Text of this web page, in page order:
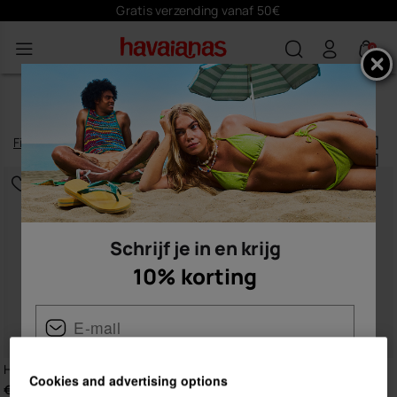
Gratis verzending vanaf 50€
0
BADSLIPPERS VOOR DAMES
artikelen|
Filterenensorteren
Havaianas Slide Zero
€ 36,00
€ 36,00
Schrijf je in en krijg
10% korting
Vrouw Man
Cookies and advertising options